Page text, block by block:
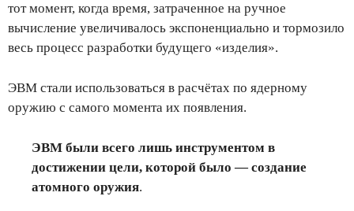
тот момент, когда время, затраченное на ручное
вычисление увеличивалось экспоненциально и тормозило
весь процесс разработки будущего «изделия».
ЭВМ стали использоваться в расчётах по ядерному
оружию с самого момента их появления.
ЭВМ были всего лишь инструментом в
достижении цели, которой было — создание
атомного оружия.